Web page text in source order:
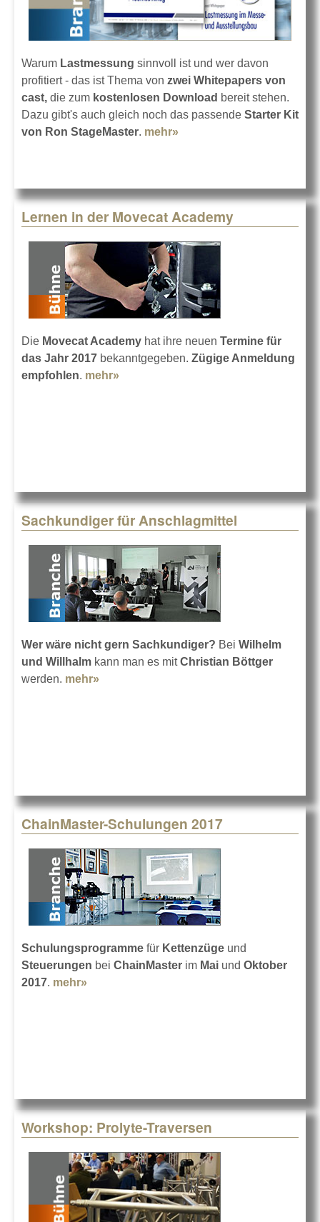
Warum Lastmessung sinnvoll ist und wer davon
profitiert - das ist Thema von zwei Whitepapers von
cast, die zum kostenlosen Download bereit stehen.
Dazu gibt's auch gleich noch das passende Starter Kit
von Ron StageMaster. mehr»
Lernen in der Movecat Academy
Die Movecat Academy hat ihre neuen Termine für
das Jahr 2017 bekanntgegeben. Zügige Anmeldung
empfohlen. mehr»
Sachkundiger für Anschlagmittel
Wer wäre nicht gern Sachkundiger? Bei Wilhelm
und Willhalm kann man es mitChristian Böttger
werden. mehr»
ChainMaster-Schulungen 2017
Schulungsprogramme für Kettenzüge und
Steuerungen bei ChainMaster im Mai und Oktober
2017. mehr»
Workshop: Prolyte-Traversen